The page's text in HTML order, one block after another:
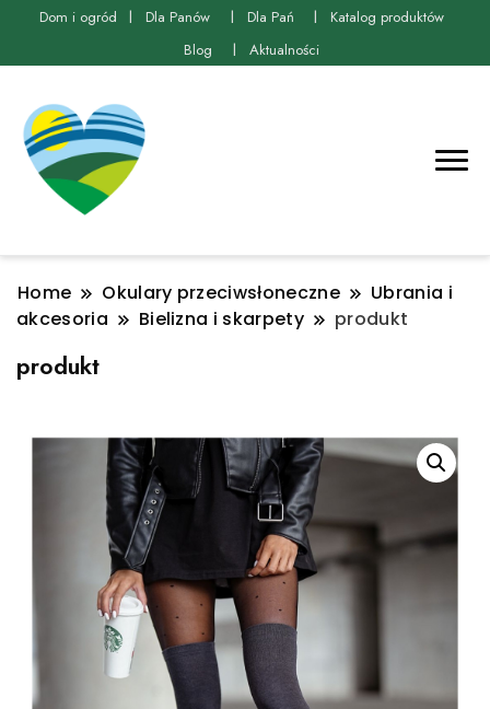
Dom i ogród Dla Panów Dla Pań
Katalog produktów
Blog
Aktualności
Home Okulary przeciwsłoneczne
Ubrania i
akcesoria
Bielizna i skarpety produkt
produkt